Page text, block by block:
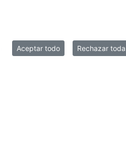
Aceptar todo Rechazar